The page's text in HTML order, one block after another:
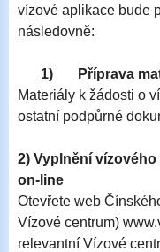
vízové aplikace bude
následovně:
1)
Příprava
Materiály k žádosti o
ostatní podpůrné
2) Vyplnění
on-line
Otevřete web
Vízové centrum)
relevantní Vízové